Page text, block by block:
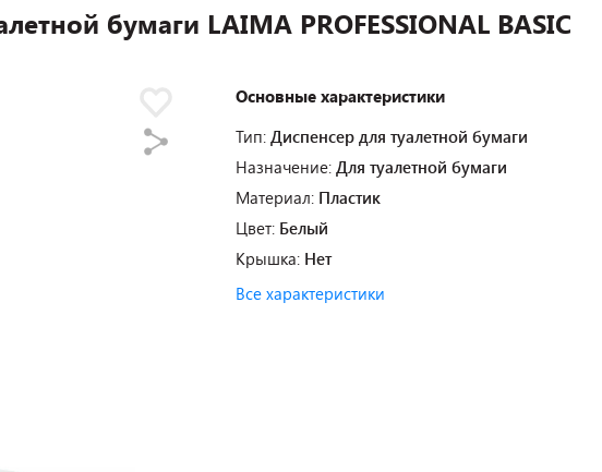
бумаги LAIMA PROFESSIONAL BASIC
Основные характеристики
Тип: Диспенсер для туалетной бумаги
Назначение: Для туалетной бумаги
Материал: Пластик
Цвет: Белый
Крышка: Нет
Все характеристики